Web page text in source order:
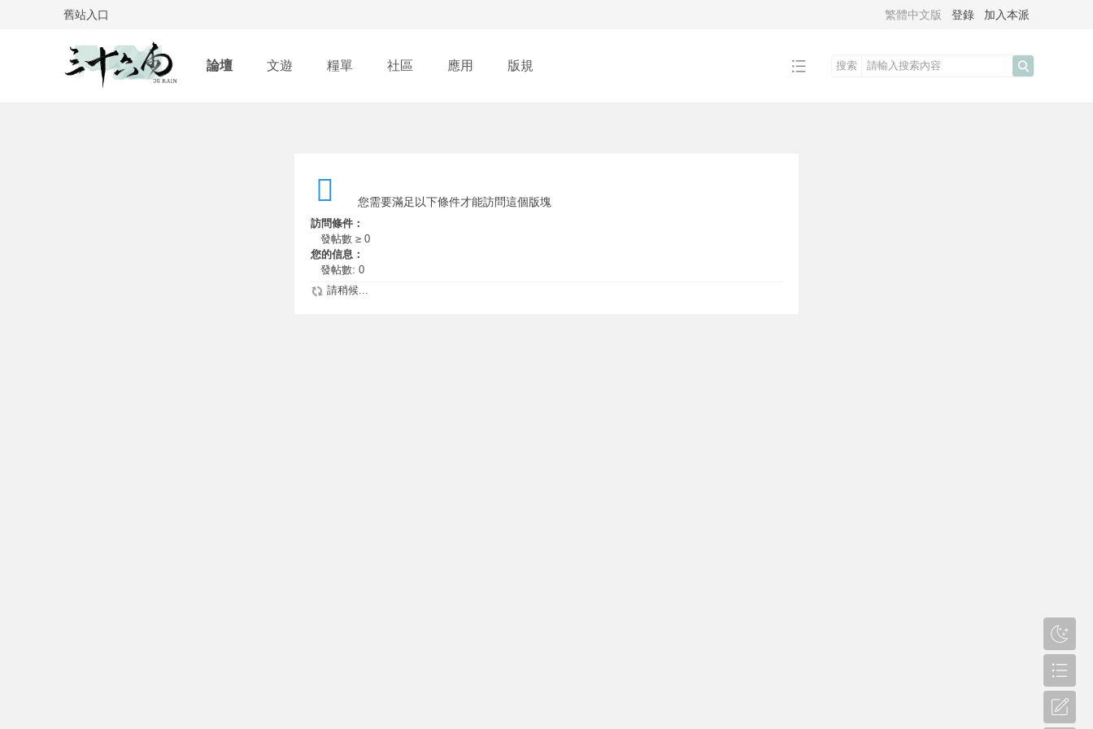
舊站入口 繁體中文版 登錄 加入本派
論壇 文遊 糧單 社區 應用 版規 搜索
您需要滿足以下條件才能訪問這個版塊
訪問條件：
發帖數 ≥ 0
您的信息：
發帖數: 0
請稍候...